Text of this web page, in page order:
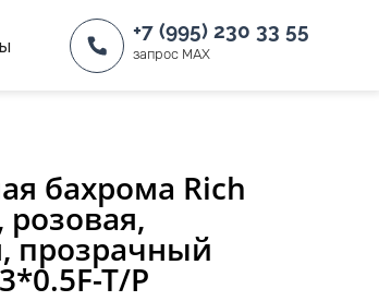
+7 (995) 230 33 55
запрос MAX
бахрома Rich
розовая,
прозрачный
T/P